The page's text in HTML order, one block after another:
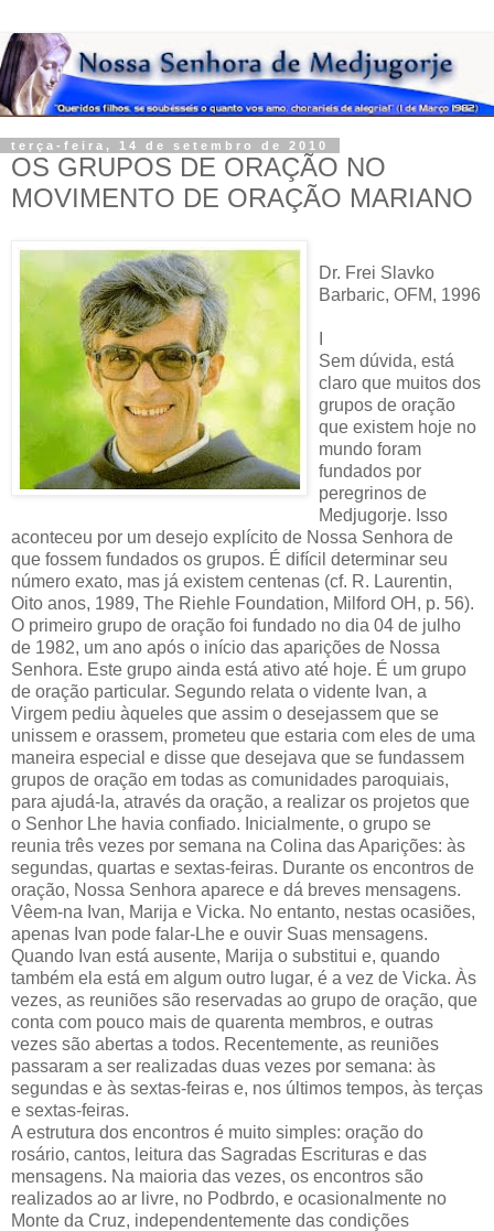
terça-feira, 14 de setembro de 2010
OS GRUPOS DE ORAÇÃO NO
MOVIMENTO DE ORAÇÃO MARIANO
Dr. Frei Slavko
Barbaric, OFM, 1996
Sem dúvida, está
claro que muitos dos
grupos de oração
que existem hoje no
mundo foram
fundados por
peregrinos de
Medjugorje. Isso
aconteceu por um desejo explícito de Nossa Senhora de
que fossem fundados os grupos. É difícil determinar seu
número exato, mas já existem centenas (cf. R. Laurentin,
Oito anos, 1989, The Riehle Foundation, Milford OH, p. 56).
O primeiro grupo de oração foi fundado no dia 04 de julho
de 1982, um ano após o início das aparições de Nossa
Senhora. Este grupo ainda está ativo até hoje. É um grupo
de oração particular. Segundo relata o vidente Ivan, a
Virgem pediu àqueles que assim o desejassem que se
unissem e orassem, prometeu que estaria com eles de uma
maneira especial e disse que desejava que se fundassem
grupos de oração em todas as comunidades paroquiais,
para ajudá-la, através da oração, a realizar os projetos que
o Senhor Lhe havia confiado. Inicialmente, o grupo se
reunia três vezes por semana na Colina das Aparições: às
segundas, quartas e sextas-feiras. Durante os encontros de
oração, Nossa Senhora aparece e dá breves mensagens.
Vêem-na Ivan, Marija e Vicka. No entanto, nestas ocasiões,
apenas Ivan pode falar-Lhe e ouvir Suas mensagens.
Quando Ivan está ausente, Marija o substitui e, quando
também ela está em algum outro lugar, é a vez de Vicka. Às
vezes, as reuniões são reservadas ao grupo de oração, que
conta com pouco mais de quarenta membros, e outras
vezes são abertas a todos. Recentemente, as reuniões
passaram a ser realizadas duas vezes por semana: às
segundas e às sextas-feiras e, nos últimos tempos, às terças
e sextas-feiras.
A estrutura dos encontros é muito simples: oração do
rosário, cantos, leitura das Sagradas Escrituras e das
mensagens. Na maioria das vezes, os encontros são
realizados ao ar livre, no Podbrdo, e ocasionalmente no
Monte da Cruz, independentemente das condições